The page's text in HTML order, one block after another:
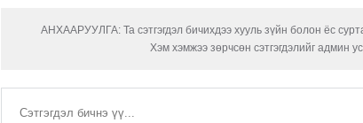
АНХААРУУЛГА: Та сэтгэгдэл бичихдээ хууль зүйн болон ёс
Хэм хэмжээ зөрчсөн сэтгэгдэлийг админ